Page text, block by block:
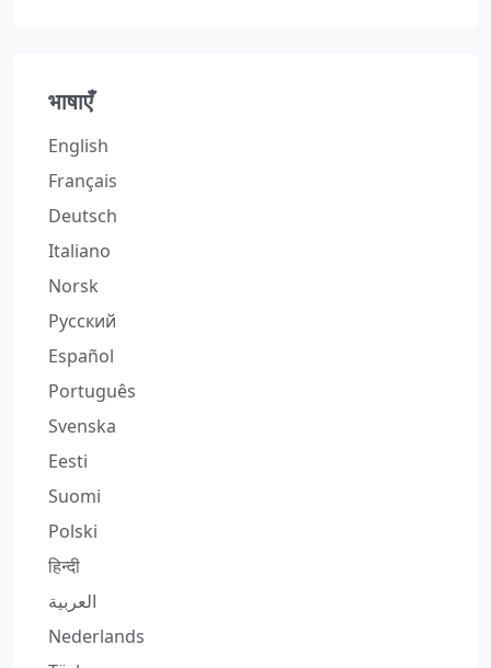
भाषाएँ
English
Français
Deutsch
Italiano
Norsk
Русский
Español
Português
Svenska
Eesti
Suomi
Polski
हिन्दी
العربية
Nederlands